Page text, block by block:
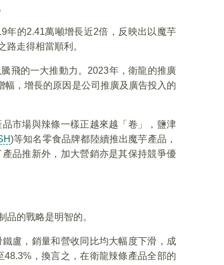
年的2.41萬噸增長近2倍，反映出以魔芋
走得相當順利。
飛的一大推動力。2023年，衛龍的推廣
，增長的原因是公司推廣及廣告投入的
市場與辣條一樣正越來越「卷」，鹽津
)等知名零食品牌都陸續推出魔芋產品，
品推新外，加大營銷亦是其保持競爭優
品的戰略是明智的。
盧，銷量和營收同比均大幅度下滑，成
，換言之，在衛龍辣條產品全部的